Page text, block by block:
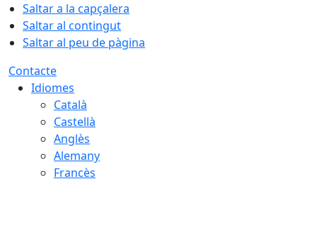
Saltar a la capçalera
Saltar al contingut
Saltar al peu de pàgina
Contacte
Idiomes
Català
Castellà
Anglès
Alemany
Francès